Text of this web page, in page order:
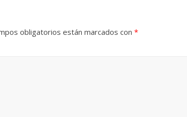
obligatorios están marcados con *